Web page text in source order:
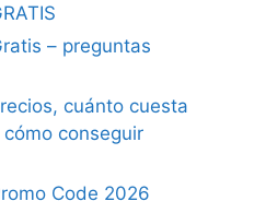
– preguntas
cuánto cuesta
conseguir
Code 2026